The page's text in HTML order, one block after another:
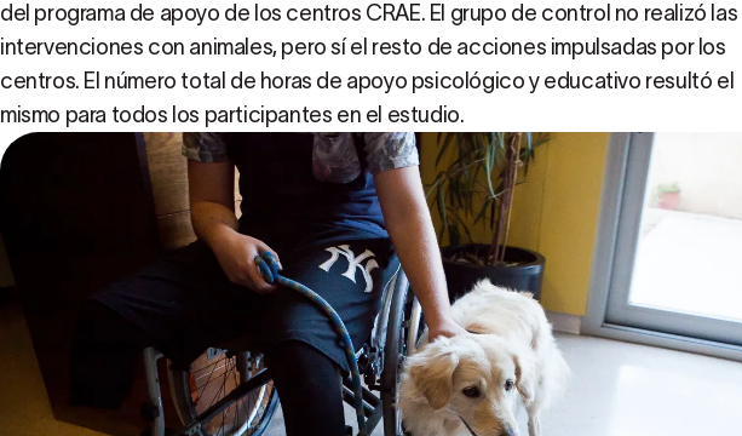
del programa de apoyo de los centros CRAE. El grupo de control no realizó las
intervenciones con animales, pero sí el resto de acciones impulsadas por los
centros. El número total de horas de apoyo psicológico y educativo resultó el
mismo para todos los participantes en el estudio.